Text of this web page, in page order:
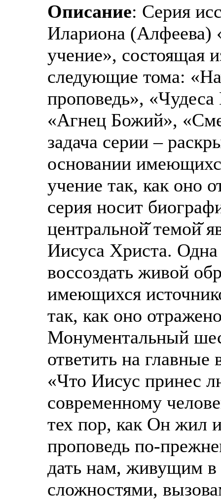
Описание: Серия
Илариона (Алфеева)
учение», состоящая
следующие тома:
проповедь»,
«Агнец Божий»,
задача серии –
основании
учение так, как оно
серия носит
центральной̆ темой̆
Иисуса Христа. Одна
воссоздать живой
имеющихся
так, как оно
Монументальный
ответить на
«Что Иисус принес
современному
тех пор, как Он жил
проповедь по-
дать нам, живущим в
сложностями,